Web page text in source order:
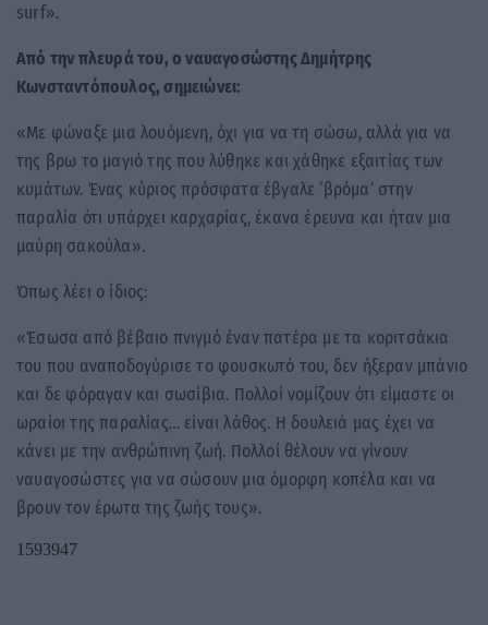
surf».
Από την πλευρά του, ο ναυαγοσώστης Δημήτρης
Κωνσταντόπουλος, σημειώνει:
«Με φώναξε μια λουόμενη, όχι για να τη σώσω, αλλά για να
της βρω το μαγιό της που λύθηκε και χάθηκε εξαιτίας των
κυμάτων. Ένας κύριος πρόσφατα έβγαλε ‘βρόμα’ στην
παραλία ότι υπάρχει καρχαρίας, έκανα έρευνα και ήταν μια
μαύρη σακούλα».
Όπως λέει ο ίδιος:
«Έσωσα από βέβαιο πνιγμό έναν πατέρα με τα κοριτσάκια
του που αναποδογύρισε το φουσκωτό του, δεν ήξεραν μπάνιο
και δε φόραγαν και σωσίβια. Πολλοί νομίζουν ότι είμαστε οι
ωραίοι της παραλίας… είναι λάθος. Η δουλειά μας έχει να
κάνει με την ανθρώπινη ζωή. Πολλοί θέλουν να γίνουν
ναυαγοσώστες για να σώσουν μια όμορφη κοπέλα και να
βρουν τον έρωτα της ζωής τους».